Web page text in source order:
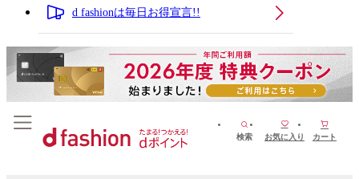
d fashionは毎日お得宣言!!
検索 お気に入り カート